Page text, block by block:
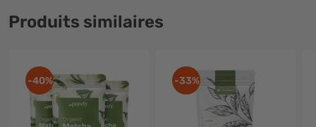
Produits similaires
-40% -33%